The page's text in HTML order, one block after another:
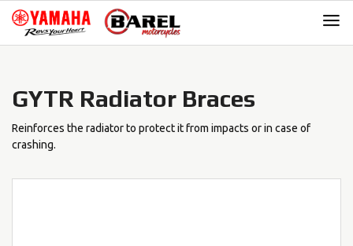
Skip
navigation
Skip
content
GYTR Radiator Braces
Reinforces the radiator to protect it from impacts or in case of
crashing.